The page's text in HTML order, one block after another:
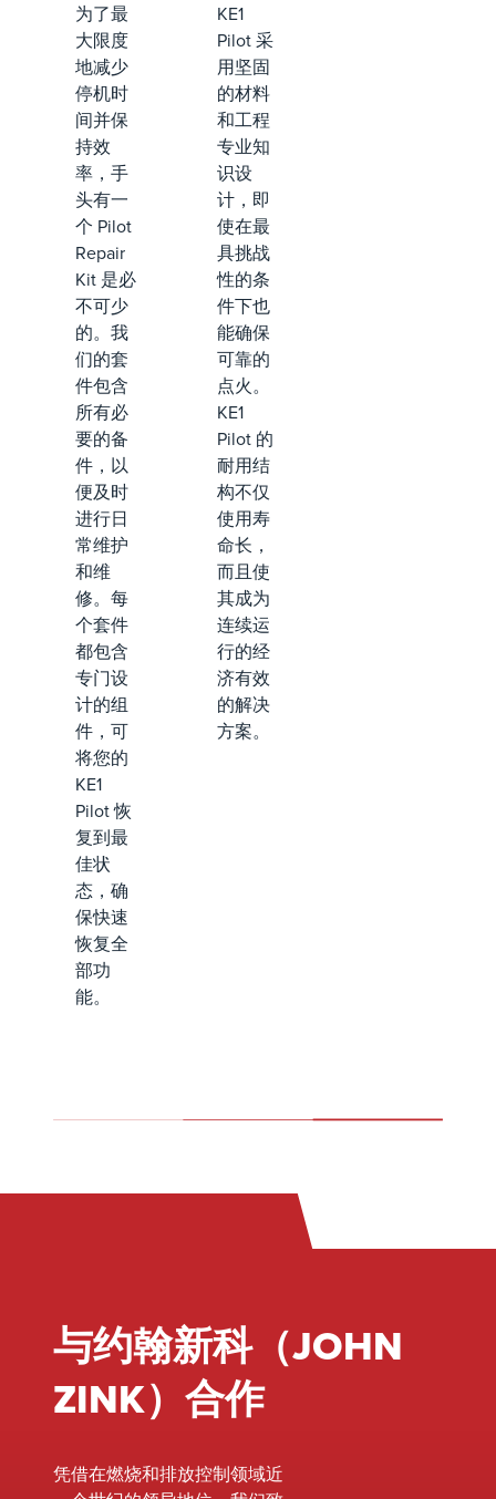
为了最
大限度
地减少
停机时
间并保
持效
率，手
头有一
个 Pilot
Repair
Kit 是必
不可少
的。我
们的套
件包含
所有必
要的备
件，以
便及时
进行日
常维护
和维
修。每
个套件
都包含
专门设
计的组
件，可
将您的
KE1
Pilot 恢
复到最
佳状
态，确
保快速
恢复全
部功
能。
KE1
Pilot 采
用坚固
的材料
和工程
专业知
识设
计，即
使在最
具挑战
性的条
件下也
能确保
可靠的
点火。
KE1
Pilot 的
耐用结
构不仅
使用寿
命长，
而且使
其成为
连续运
行的经
济有效
的解决
方案。
与约翰新科（JOHN
ZINK）合作
凭借在燃烧和排放控制领域近